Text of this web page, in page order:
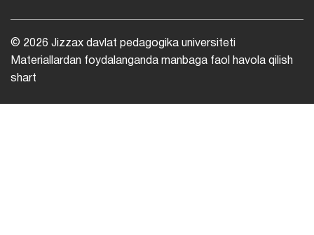
© 2026 Jizzax davlat pedagogika universiteti
Materiallardan foydalanganda manbaga faol havola qilish
shart